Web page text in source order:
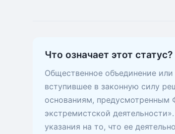
Что означает этот статус?
Общественное объединение
вступившее в законную силу
основаниям, предусмотренным
экстремистской
указания на то, что ее